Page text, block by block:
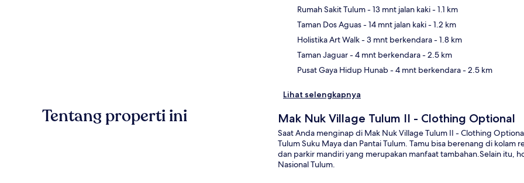
Rumah Sakit Tulum- 13 mnt jalan kaki- 1.1 km
Taman Dos Aguas- 14 mnt jalan kaki- 1.2 km
Holistika Art Walk- 3 mnt berkendara- 1.8 km
Taman Jaguar- 4 mnt berkendara- 2.5 km
Pusat Gaya Hidup Hunab- 4 mnt berkendara- 2.5 km
Lihat selengkapnya
Tentang properti ini Mak Nuk Village Tulum II - Clothing Optional
Saat Anda menginap di Mak Nuk Village Tulum II - Clothing
Tulum Suku Maya dan Pantai Tulum. Tamu bisa berenang di
dan parkir mandiri yang merupakan manfaat tambahan.Selain itu,
Nasional Tulum.